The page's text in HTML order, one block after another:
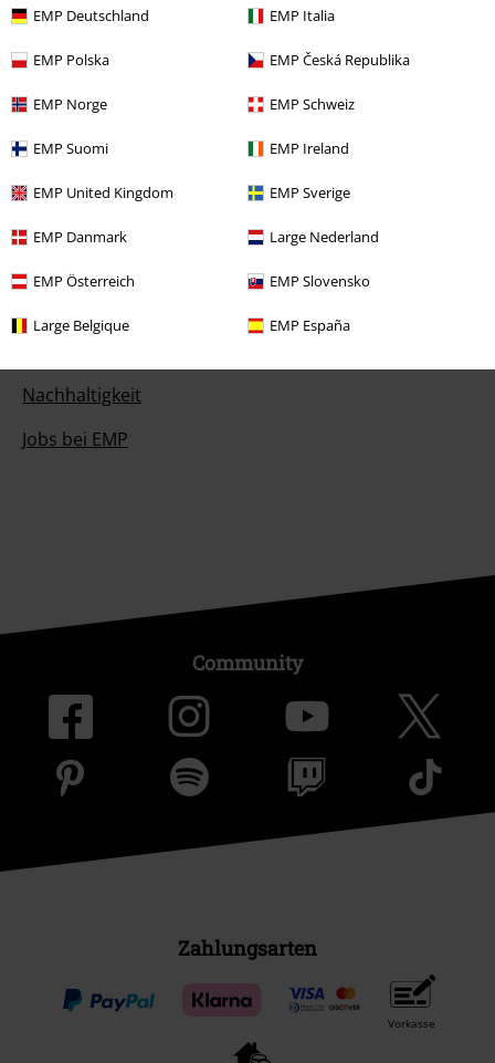
EMP Deutschland EMP Italia
EMP Polska EMP Česká Republika
EMP Norge EMP Schweiz
EMP Suomi EMP Ireland
EMP United Kingdom EMP Sverige
EMP Danmark Large Nederland
EMP Österreich EMP Slovensko
Large Belgique EMP España
EMP Gutscheine bestellen
EMP Backstage Club
Studentenrabatt
Nachhaltigkeit
Jobs bei EMP
Community
Zahlungsarten
Vorkasse